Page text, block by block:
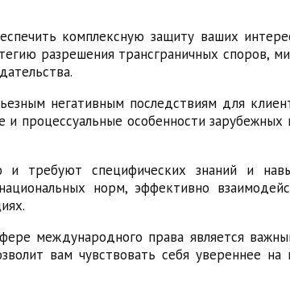
комплексную защиту ваших
разрешения трансграничных споров,
негативным последствиям для
процессуальные особенности
и требуют специфических знаний и
норм, эффективно
международного права является
вам чувствовать себя увереннее